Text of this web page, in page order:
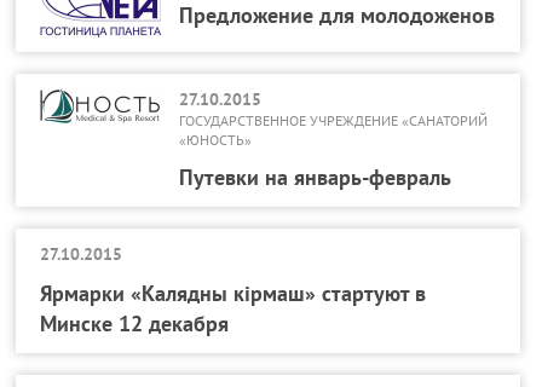
Предложение для молодоженов
27.10.2015
ГОСУДАРСТВЕННОЕ УЧРЕЖДЕНИЕ «САНАТОРИЙ
«ЮНОСТЬ»
Путевки на январь-февраль
27.10.2015
Ярмарки «Калядны кірмаш» стартуют в
Минске 12 декабря